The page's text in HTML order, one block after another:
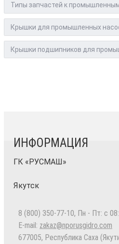
Типы запчастей к
Крышки для промышленных
Крышки подшипников для
ИНФОРМАЦИЯ
ГК «РУСМАШ»
Якутск
8 (800) 350-77-10, Пн - Пт: с
E-mail: zakaz@nporusgidro.com
677005, Республика Саха